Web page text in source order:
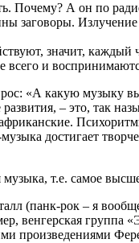
Почему? А он по
заговоры.
значит,
всего и
«А какую музыку
– это, так
достигает
т.е. самое
(панк-рок – я
венгерская
произведениями